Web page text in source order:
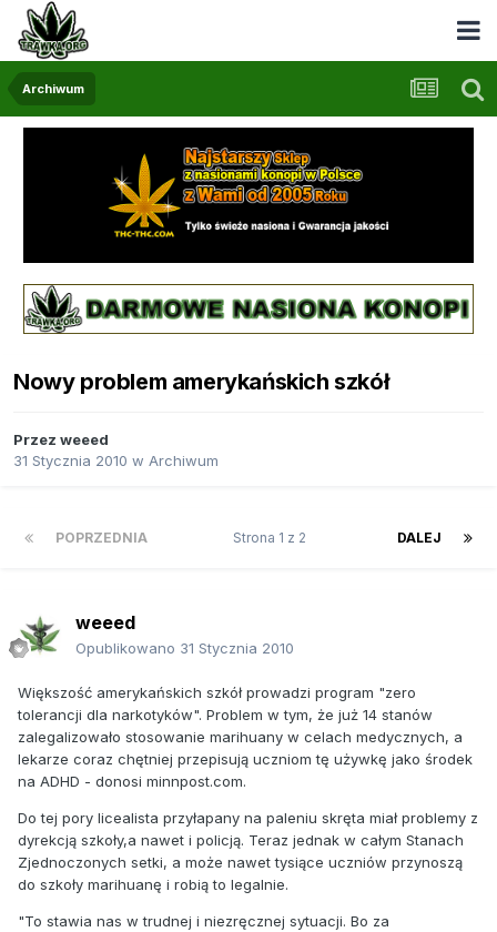
Archiwum
Nowy problem amerykańskich szkół
Przez weeed
31 Stycznia 2010 w Archiwum
POPRZEDNIA DALEJ
Strona 1 z 2
weeed
Opublikowano 31 Stycznia 2010
Większość amerykańskich szkół prowadzi program "zero
tolerancji dla narkotyków". Problem w tym, że już 14 stanów
zalegalizowało stosowanie marihuany w celach medycznych, a
lekarze coraz chętniej przepisują uczniom tę używkę jako środek
na ADHD - donosi minnpost.com.
Do tej pory licealista przyłapany na paleniu skręta miał problemy z
dyrekcją szkoły,a nawet i policją. Teraz jednak w całym Stanach
Zjednoczonych setki, a może nawet tysiące uczniów przynoszą
do szkoły marihuanę i robią to legalnie.
"To stawia nas w trudnej i niezręcznej sytuacji. Bo za